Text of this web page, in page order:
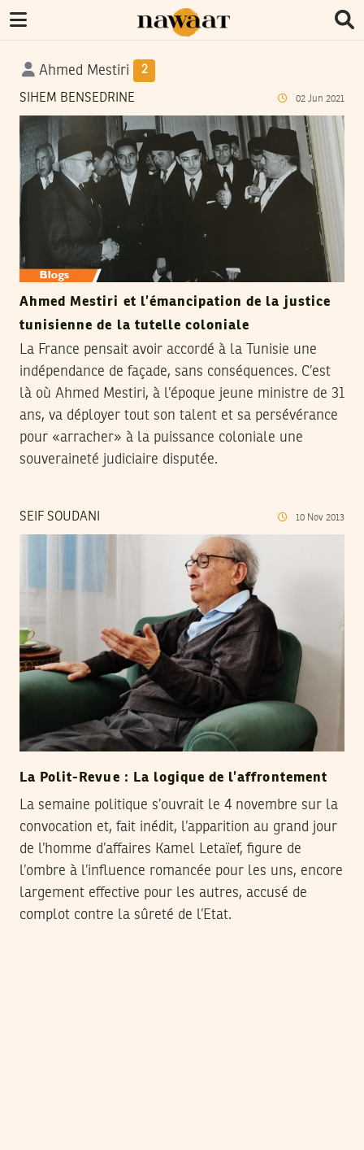
Ahmed Mestiri 2
SIHEM BENSEDRINE 02 Jun 2021
Ahmed Mestiri et l’émancipation de la justice
tunisienne de la tutelle coloniale
La France pensait avoir accordé à la Tunisie une
indépendance de façade, sans conséquences. C’est
là où Ahmed Mestiri, à l’époque jeune ministre de 31
ans, va déployer tout son talent et sa persévérance
pour «arracher» à la puissance coloniale une
souveraineté judiciaire disputée.
SEIF SOUDANI 10 Nov 2013
La Polit-Revue : La logique de l’affrontement
La semaine politique s’ouvrait le 4 novembre sur la
convocation et, fait inédit, l’apparition au grand jour
de l’homme d’affaires Kamel Letaïef, figure de
l’ombre à l’influence romancée pour les uns, encore
largement effective pour les autres, accusé de
complot contre la sûreté de l’Etat.